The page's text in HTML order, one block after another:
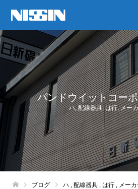
パンドウイットコー
ハ,配線器具,は行,メー
ブログ ハ 配線器具 は行 メー